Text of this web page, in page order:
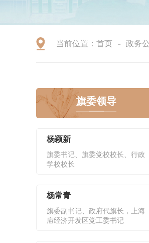
当前位置： 首页 - 政务
旗委领导
杨颖新
旗委书记、旗委党校校长、行政
学校校长
杨常青
旗委副书记、政府代旗长，上海
庙经济开发区党工委书记